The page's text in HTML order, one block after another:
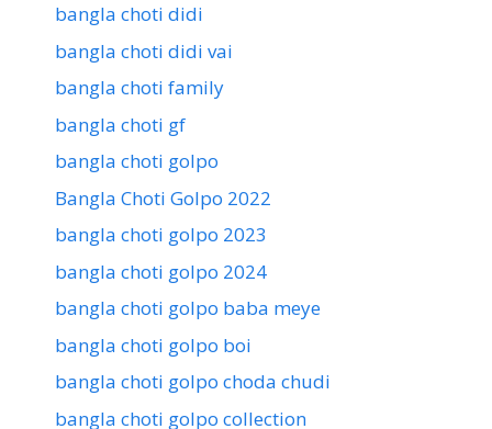
bangla choti didi
bangla choti didi vai
bangla choti family
bangla choti gf
bangla choti golpo
Bangla Choti Golpo 2022
bangla choti golpo 2023
bangla choti golpo 2024
bangla choti golpo baba meye
bangla choti golpo boi
bangla choti golpo choda chudi
bangla choti golpo collection